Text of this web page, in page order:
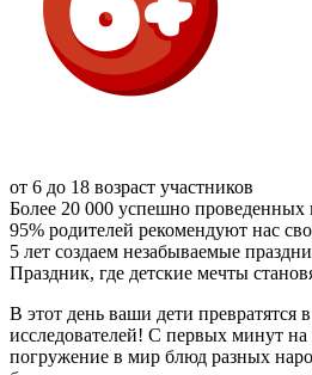
от 6 до 18 возраст участников
Более 20 000 успешно проведенных
95% родителей рекомендуют нас
5 лет создаем незабываемые
Праздник, где детские мечты
В этот день ваши дети превратятся
исследователей! С первых минут
погружение в мир блюд разных